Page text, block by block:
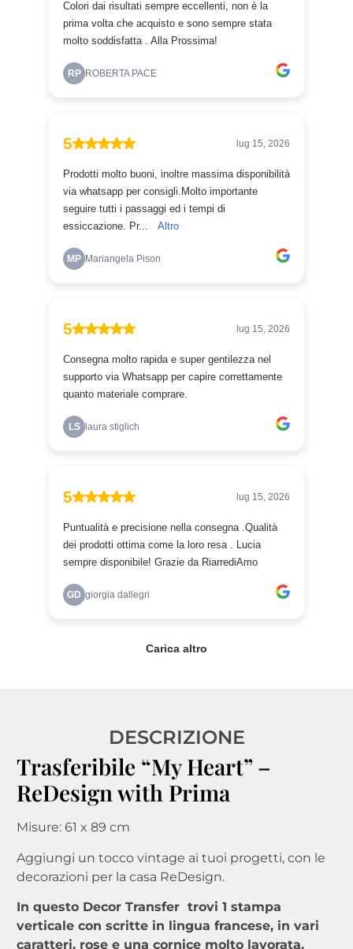
DESCRIZIONE
Trasferibile “My Heart” –
ReDesign with Prima
Misure: 61 x 89 cm
Aggiungi un tocco vintage ai tuoi progetti, con le
decorazioni per la casa ReDesign.
In questo Decor Transfer trovi 1 stampa
verticale con scritte in lingua francese, in vari
caratteri, rose e una cornice molto lavorata.